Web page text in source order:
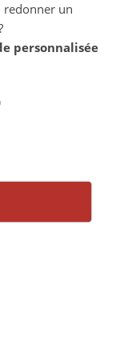
redonner un
personnalisée